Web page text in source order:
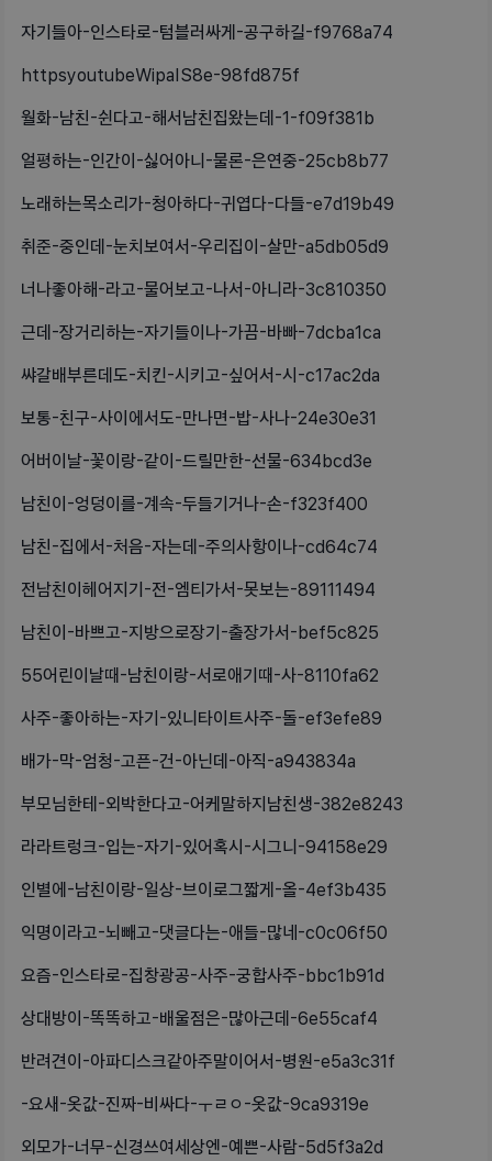
자기들아-인스타로-텀블러싸게-공구하길-f9768a74
httpsyoutubeWipaIS8e-98fd875f
월화-남친-쉰다고-해서남친집왔는데-1-f09f381b
얼평하는-인간이-싫어아니-물론-은연중-25cb8b77
노래하는목소리가-청아하다-귀엽다-다들-e7d19b49
취준-중인데-눈치보여서-우리집이-살만-a5db05d9
너나좋아해-라고-물어보고-나서-아니라-3c810350
근데-장거리하는-자기들이나-가끔-바빠-7dcba1ca
쌰갈배부른데도-치킨-시키고-싶어서-시-c17ac2da
보통-친구-사이에서도-만나면-밥-사나-24e30e31
어버이날-꽃이랑-같이-드릴만한-선물-634bcd3e
남친이-엉덩이를-계속-두들기거나-손-f323f400
남친-집에서-처음-자는데-주의사항이나-cd64c74
전남친이헤어지기-전-엠티가서-못보는-89111494
남친이-바쁘고-지방으로장기-출장가서-bef5c825
55어린이날때-남친이랑-서로애기때-사-8110fa62
사주-좋아하는-자기-있니타이트사주-돌-ef3efe89
배가-막-엄청-고픈-건-아닌데-아직-a943834a
부모님한테-외박한다고-어케말하지남친생-382e8243
라라트렁크-입는-자기-있어혹시-시그니-94158e29
인별에-남친이랑-일상-브이로그짧게-올-4ef3b435
익명이라고-뇌빼고-댓글다는-애들-많네-c0c06f50
요즘-인스타로-집창광공-사주-궁합사주-bbc1b91d
상대방이-똑똑하고-배울점은-많아근데-6e55caf4
반려견이-아파디스크같아주말이어서-병원-e5a3c31f
-요새-옷값-진짜-비싸다-ㅜㄹㅇ-옷값-9ca9319e
외모가-너무-신경쓰여세상엔-예쁜-사람-5d5f3a2d